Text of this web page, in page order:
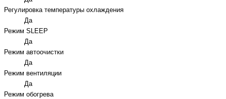
Регулировка температуры охлаждения
Да
Режим SLEEP
Да
Режим автоочистки
Да
Режим вентиляции
Да
Режим обогрева